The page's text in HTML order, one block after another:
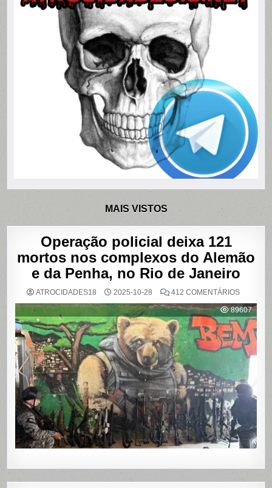
MAIS VISTOS
Operação policial deixa 121
mortos nos complexos do Alemão
e da Penha, no Rio de Janeiro
ATROCIDADES18 2025-10-28 412 COMENTÁRIOSEM
POLICIAL
DEIXA
121
MORTOS
NOS
DO
ALEMÃO
PENHA,
NO
RIO
89607